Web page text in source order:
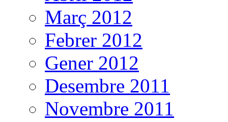
Març 2012
Febrer 2012
Gener 2012
Desembre 2011
Novembre 2011